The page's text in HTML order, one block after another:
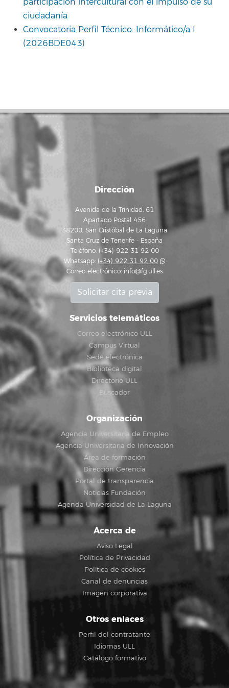
participación intercultural con el impulso de su
ciudadanía
Convocatoria Perfil Técnico: Informático/a I
(2026BDE043)
Dirección
Avenida de la Trinidad, 61
Apartado Postal 456
38200, San Cristóbal de La Laguna
Santa Cruz de Tenerife - España
Teléfono: (+34) 922 31 92 00
Whatsapp: (+34) 922 31 92 00
Correo electrónico: info@fg.ull.es
Solicitar cita previa
Servicios telemáticos
Correo electrónico ULL
Campus Virtual
Sede electrónica
Biblioteca digital
Directorio ULL
Buscador
Organización
Agencia Universitaria de Empleo
Agencia Universitaria de Innovación
Área de formación
Dirección Gerencia
Portal de transparencia
Noticias Fundación
Agenda Universidad de La Laguna
Acerca de
Aviso Legal
Política de Privacidad
Política de cookies
Canal de denuncias
Imagen corporativa
Otros enlaces
Perfil del contratante
Idiomas ULL
Catálogo formativo